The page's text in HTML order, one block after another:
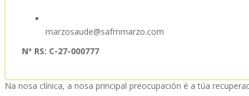
marzosaude@safmmarzo.com
Nº RS: C-27-000777
Na nosa clínica, a nosa principal preocupación é a túa